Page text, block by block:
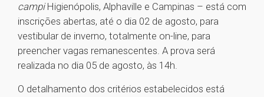
campiHigienópolis, Alphaville e Campinas – está com
inscrições abertas, até o dia 02 de agosto, para
vestibular de inverno, totalmente on-line, para
preencher vagas remanescentes. A prova será
realizada no dia 05 de agosto, às 14h.
O detalhamento dos critérios estabelecidos está